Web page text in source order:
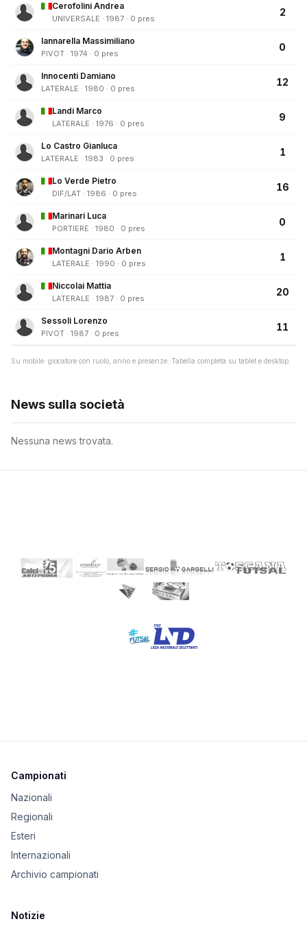
Cerofolini Andrea
UNIVERSALE · 1987 · 0 pres
2
Iannarella Massimiliano
PIVOT · 1974 · 0 pres
0
Innocenti Damiano
LATERALE · 1980 · 0 pres
12
Landi Marco
LATERALE · 1976 · 0 pres
9
Lo Castro Gianluca
LATERALE · 1983 · 0 pres
1
Lo Verde Pietro
DIF/LAT · 1986 · 0 pres
16
Marinari Luca
PORTIERE · 1980 · 0 pres
0
Montagni Dario Arben
LATERALE · 1990 · 0 pres
1
Niccolai Mattia
LATERALE · 1987 · 0 pres
20
Sessoli Lorenzo
PIVOT · 1987 · 0 pres
11
Su mobile: giocatore con ruolo, anno e presenze. Tabella completa su tablet e desktop.
News sulla società
Nessuna news trovata.
Campionati
Nazionali
Regionali
Esteri
Internazionali
Archivio campionati
Notizie